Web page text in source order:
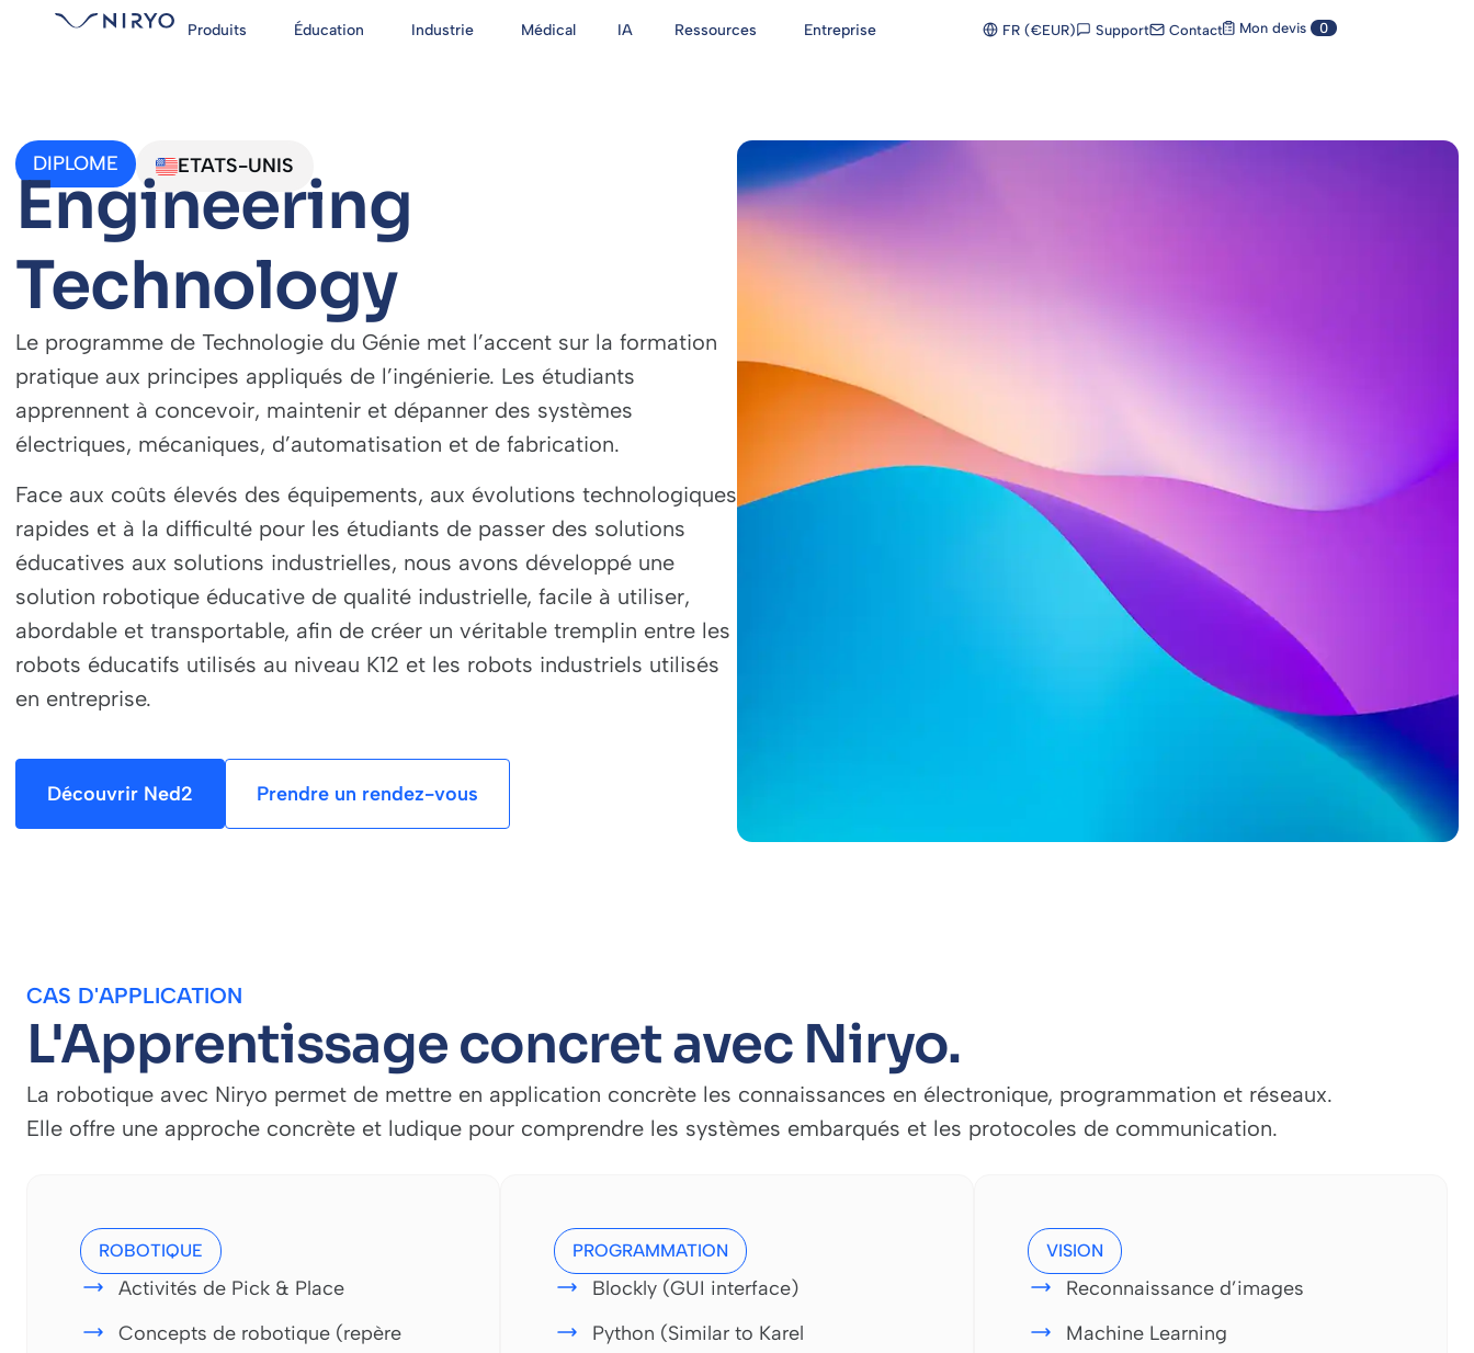
Produits Éducation Industrie Médical IA Ressources Entreprise FR (€EUR) Support Contact Mon devis 0
DIPLOME ETATS-UNIS
Engineering
Technology
Le programme de Technologie du Génie met l’accent sur la formation
pratique aux principes appliqués de l’ingénierie. Les étudiants
apprennent à concevoir, maintenir et dépanner des systèmes
électriques, mécaniques, d’automatisation et de fabrication.
Face aux coûts élevés des équipements, aux évolutions technologiques
rapides et à la difficulté pour les étudiants de passer des solutions
éducatives aux solutions industrielles, nous avons développé une
solution robotique éducative de qualité industrielle, facile à utiliser,
abordable et transportable, afin de créer un véritable tremplin entre les
robots éducatifs utilisés au niveau K12 et les robots industriels utilisés
en entreprise.
Découvrir Ned2 Prendre un rendez-vous
CAS D'APPLICATION
L'Apprentissage concret avec Niryo.
La robotique avec Niryo permet de mettre en application concrète les connaissances en électronique, programmation et réseaux.
Elle offre une approche concrète et ludique pour comprendre les systèmes embarqués et les protocoles de communication.
ROBOTIQUE
Activités de Pick & Place
Concepts de robotique (repère
PROGRAMMATION
Blockly (GUI interface)
Python (Similar to Karel
VISION
Reconnaissance d’images
Machine Learning